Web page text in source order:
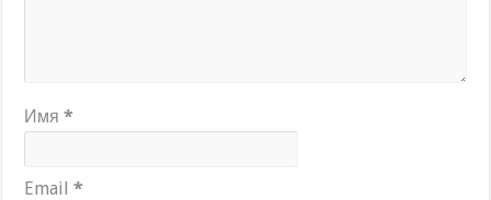
Имя*
Email*